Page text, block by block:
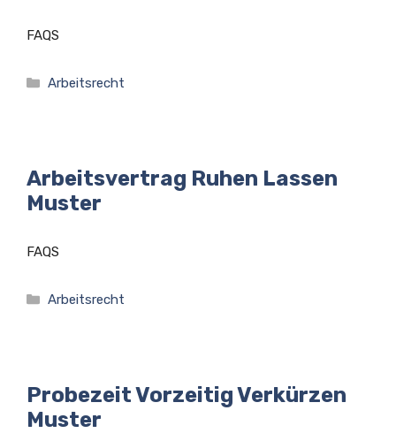
FAQS
Kategorien
Arbeitsrecht
Arbeitsvertrag Ruhen Lassen
Muster
FAQS
Kategorien
Arbeitsrecht
Probezeit Vorzeitig Verkürzen
Muster